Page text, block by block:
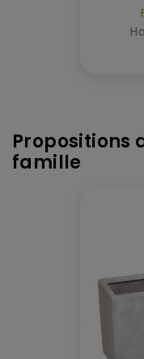
Propositions
famille